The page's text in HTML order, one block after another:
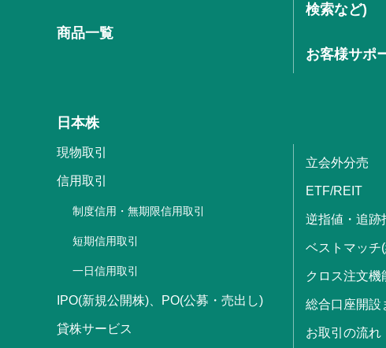
商品一覧
検索など)
お客様サポ
日本株
現物取引
信用取引
制度信用・無期限信用取引
短期信用取引
一日信用取引
IPO(新規公開株)、PO(公募・売出し)
貸株サービス
立会外分売
ETF/REIT
逆指値・追跡
ベストマッチ
クロス注文機
総合口座開設
お取引の流れ